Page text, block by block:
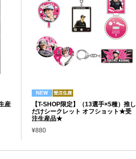
産
【T-SHOP限定】（13選手×5種）推し
だけシークレット オフショット★受
注生産品★
¥880